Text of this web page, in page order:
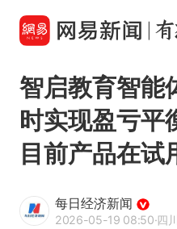
智启教育智能
时实现盈亏平
目前产品在试
每日经济新闻
2026-05-19 08:50·四川